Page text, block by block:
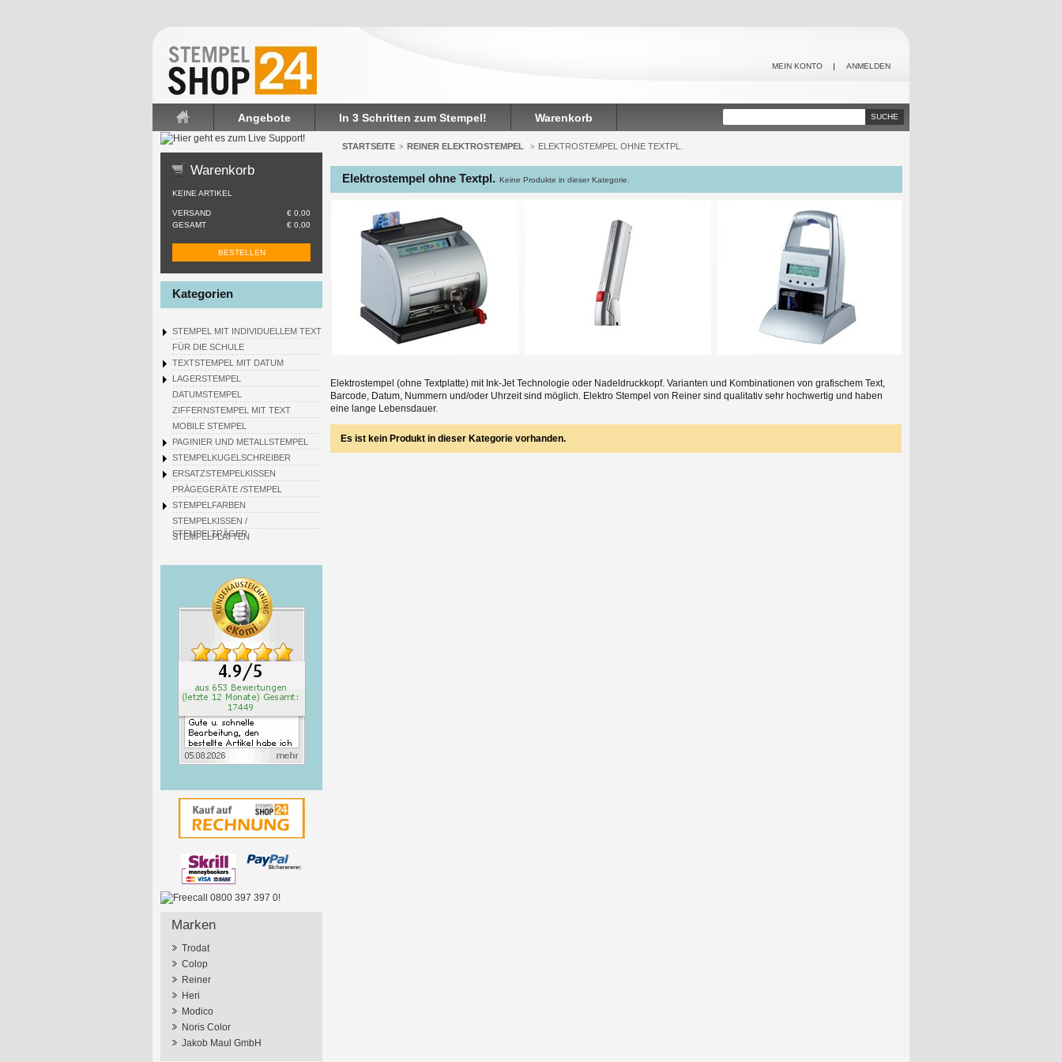
Startseite
Angebote In 3 Schritten zum Stempel! Warenkorb
MEIN KONTO ANMELDEN
SUCHE
Warenkorb
KEINE ARTIKEL
VERSAND
€ 0,00
GESAMT
€ 0,00
BESTELLEN
Kategorien
STEMPEL MIT INDIVIDUELLEM TEXT
FÜR DIE SCHULE
TEXTSTEMPEL MIT DATUM
LAGERSTEMPEL
DATUMSTEMPEL
ZIFFERNSTEMPEL MIT TEXT
MOBILE STEMPEL
PAGINIER UND METALLSTEMPEL
STEMPELKUGELSCHREIBER
ERSATZSTEMPELKISSEN
PRÄGEGERÄTE /STEMPEL
STEMPELFARBEN
STEMPELKISSEN /
STEMPELTRÄGER
STEMPELPLATTEN
Marken
Trodat
Colop
Reiner
Heri
Modico
Noris Color
Jakob Maul GmbH
STARTSEITE > REINER ELEKTROSTEMPEL > ELEKTROSTEMPEL OHNE TEXTPL.
Elektrostempel ohne Textpl. Keine Produkte in dieser Kategorie.
Elektrostempel (ohne Textplatte) mit Ink-Jet Technologie oder Nadeldruckkopf. Varianten und Kombinationen von grafischem Text,
Barcode, Datum, Nummern und/oder Uhrzeit sind möglich. Elektro Stempel von Reiner sind qualitativ sehr hochwertig und haben
eine lange Lebensdauer.
Es ist kein Produkt in dieser Kategorie vorhanden.